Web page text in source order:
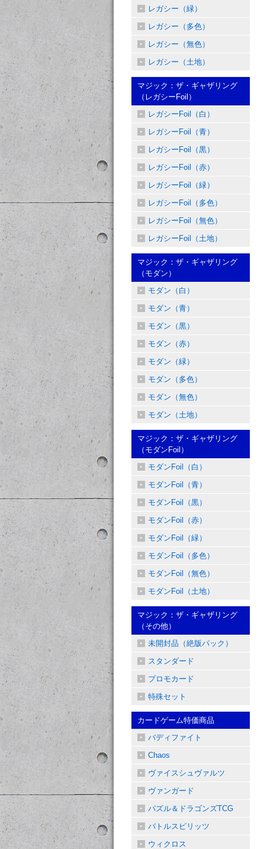
レガシー（緑）
レガシー（多色）
レガシー（無色）
レガシー（土地）
マジック：ザ・ギャザリング
（レガシーFoil）
レガシーFoil（白）
レガシーFoil（青）
レガシーFoil（黒）
レガシーFoil（赤）
レガシーFoil（緑）
レガシーFoil（多色）
レガシーFoil（無色）
レガシーFoil（土地）
マジック：ザ・ギャザリング
（モダン）
モダン（白）
モダン（青）
モダン（黒）
モダン（赤）
モダン（緑）
モダン（多色）
モダン（無色）
モダン（土地）
マジック：ザ・ギャザリング
（モダンFoil）
モダンFoil（白）
モダンFoil（青）
モダンFoil（黒）
モダンFoil（赤）
モダンFoil（緑）
モダンFoil（多色）
モダンFoil（無色）
モダンFoil（土地）
マジック：ザ・ギャザリング
（その他）
未開封品（絶版パック）
スタンダード
プロモカード
特殊セット
カードゲーム特価商品
バディファイト
Chaos
ヴァイスシュヴァルツ
ヴァンガード
パズル＆ドラゴンズTCG
バトルスピリッツ
ウィクロス